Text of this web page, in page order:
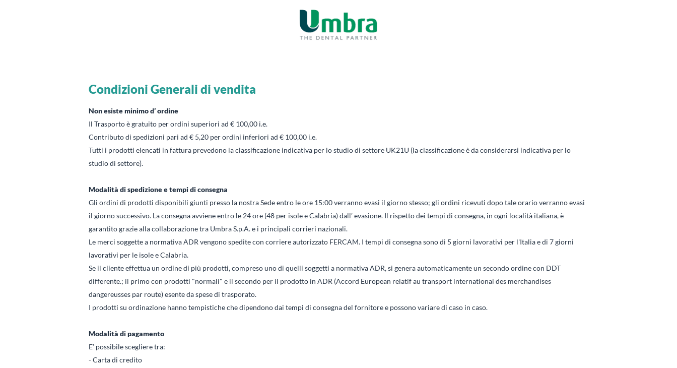
Condizioni Generali di vendita
Non esiste minimo d’ ordine
Il Trasporto è gratuito per ordini superiori ad € 100,00 i.e.
Contributo di spedizioni pari ad € 5,20 per ordini inferiori ad € 100,00 i.e.
Tutti i prodotti elencati in fattura prevedono la classificazione indicativa per lo studio di settore UK21U (la classificazione è da considerarsi indicativa per lo
studio di settore).
Modalità di spedizione e tempi di consegna
Gli ordini di prodotti disponibili giunti presso la nostra Sede entro le ore 15:00 verranno evasi il giorno stesso; gli ordini ricevuti dopo tale orario verranno evasi
il giorno successivo. La consegna avviene entro le 24 ore (48 per isole e Calabria) dall’ evasione. Il rispetto dei tempi di consegna, in ogni località italiana, è
garantito grazie alla collaborazione tra Umbra S.p.A. e i principali corrieri nazionali.
Le merci soggette a normativa ADR vengono spedite con corriere autorizzato FERCAM. I tempi di consegna sono di 5 giorni lavorativi per l'Italia e di 7 giorni
lavorativi per le isole e Calabria.
Se il cliente effettua un ordine di più prodotti, compreso uno di quelli soggetti a normativa ADR, si genera automaticamente un secondo ordine con DDT
differente.; il primo con prodotti "normali" e il secondo per il prodotto in ADR (Accord European relatif au transport international des merchandises
dangereusses par route) esente da spese di trasporato.
I prodotti su ordinazione hanno tempistiche che dipendono dai tempi di consegna del fornitore e possono variare di caso in caso.
Modalità di pagamento
E’ possibile scegliere tra:
- Carta di credito